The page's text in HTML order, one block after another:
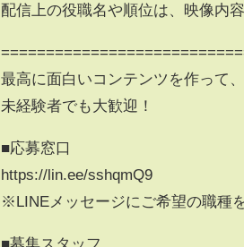
配信上の役職名や順位は、映像内
最高に面白いコンテンツを作って
未経験者でも大歓迎！
■応募窓口
https://lin.ee/sshqmQ9
※LINEメッセージにご希望の職種
■募集スタッフ